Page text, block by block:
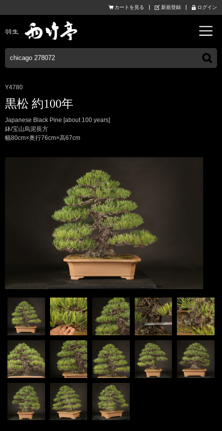
カートを見る 新規登録 ログイン
Y4780
黒松 約100年
Japanese Black Pine [about 100 years]
鉢/宝山烏泥長方
幅80cm×奥行76cm×高67cm